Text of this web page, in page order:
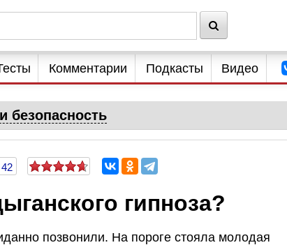
Комментарии Подкасты Видео
безопасность
гипноза?
позвонили. На пороге стояла молодая